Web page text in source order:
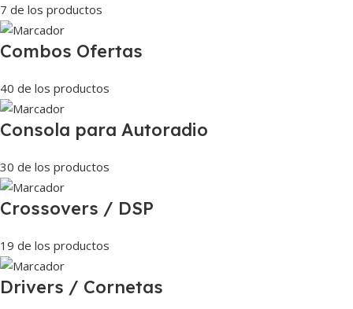
7 de los productos
Combos Ofertas
40 de los productos
Consola para Autoradio
30 de los productos
Crossovers / DSP
19 de los productos
Drivers / Cornetas